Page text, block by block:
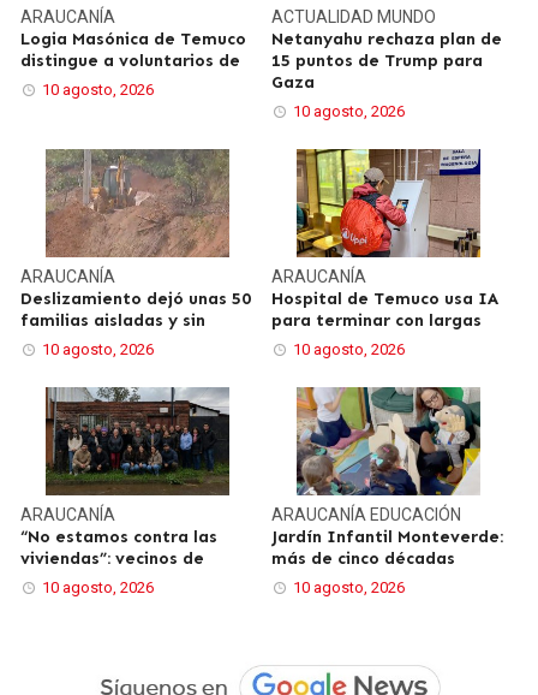
ARAUCANÍA
Logia Masónica de Temuco
distingue a voluntarios de
10 agosto, 2026
ACTUALIDAD MUNDO
Netanyahu rechaza plan de
15 puntos de Trump para
Gaza
10 agosto, 2026
ARAUCANÍA
Deslizamiento dejó unas 50
familias aisladas y sin
10 agosto, 2026
ARAUCANÍA
Hospital de Temuco usa IA
para terminar con largas
10 agosto, 2026
ARAUCANÍA
“No estamos contra las
viviendas”: vecinos de
10 agosto, 2026
ARAUCANÍA EDUCACIÓN
Jardín Infantil Monteverde:
más de cinco décadas
10 agosto, 2026